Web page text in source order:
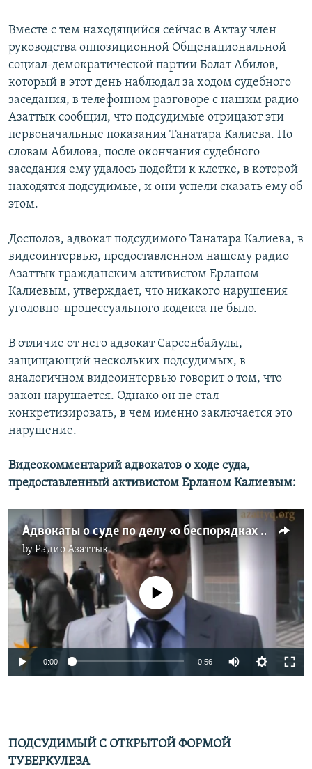
Вместе с тем находящийся сейчас в Актау член
руководства оппозиционной Общенациональной
социал-демократической партии Болат Абилов,
который в этот день наблюдал за ходом судебного
заседания, в телефонном разговоре с нашим радио
Азаттык сообщил, что подсудимые отрицают эти
первоначальные показания Танатара Калиева. По
словам Абилова, после окончания судебного
заседания ему удалось подойти к клетке, в которой
находятся подсудимые, и они успели сказать ему об
этом.
Досполов, адвокат подсудимого Танатара Калиева, в
видеоинтервью, предоставленном нашему радио
Азаттык гражданским активистом Ерланом
Калиевым, утверждает, что никакого нарушения
уголовно-процессуального кодекса не было.
В отличие от него адвокат Сарсенбайулы,
защищающий нескольких подсудимых, в
аналогичном видеоинтервью говорит о том, что
закон нарушается. Однако он не стал
конкретизировать, в чем именно заключается это
нарушение.
Видеокомментарий адвокатов о ходе суда,
предоставленный активистом Ерланом Калиевым:
Адвокаты о суде по делу «о беспорядках в Жанаозене»
byРадио Азаттык
No media source currently available
0:00 0:56
ПОДСУДИМЫЙ С ОТКРЫТОЙ ФОРМОЙ
ТУБЕРКУЛЕЗА